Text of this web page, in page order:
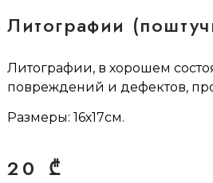
Литографии
Литографии, в хорошем
повреждений и дефектов,
Размеры: 16х17см.
20 ₾